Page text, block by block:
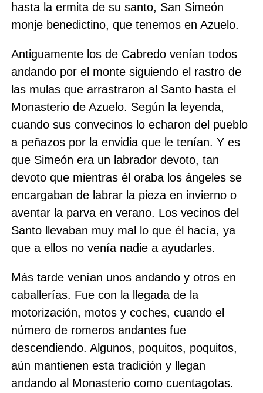
hasta la ermita de su santo, San Simeón
monje benedictino, que tenemos en Azuelo.
Antiguamente los de Cabredo venían todos
andando por el monte siguiendo el rastro de
las mulas que arrastraron al Santo hasta el
Monasterio de Azuelo. Según la leyenda,
cuando sus convecinos lo echaron del pueblo
a peñazos por la envidia que le tenían. Y es
que Simeón era un labrador devoto, tan
devoto que mientras él oraba los ángeles se
encargaban de labrar la pieza en invierno o
aventar la parva en verano. Los vecinos del
Santo llevaban muy mal lo que él hacía, ya
que a ellos no venía nadie a ayudarles.
Más tarde venían unos andando y otros en
caballerías. Fue con la llegada de la
motorización, motos y coches, cuando el
número de romeros andantes fue
descendiendo. Algunos, poquitos, poquitos,
aún mantienen esta tradición y llegan
andando al Monasterio como cuentagotas.